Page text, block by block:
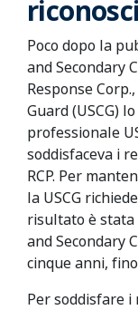
Poco dopo la
and Secondary
Response
Guard (USCG)
professionale
soddisfaceva i
RCP. Per
la USCG
risultato è stata
and Secondary
cinque anni,
Per soddisfare